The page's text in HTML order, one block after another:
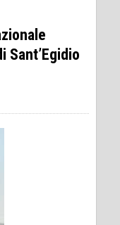
Sant’Egidio